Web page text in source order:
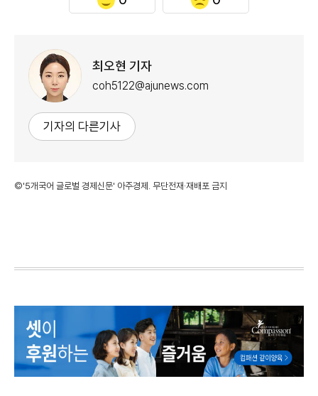
최오현 기자
coh5122@ajunews.com
기자의 다른기사
©'5개국어 글로벌 경제신문' 아주경제. 무단전재·재배포 금지